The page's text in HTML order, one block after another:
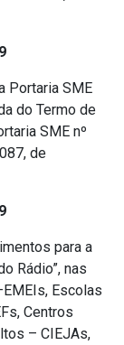
Portaria SME
do Termo de
SME nº
de
para a
Rádio”, nas
Escolas
Centros
– CIEJAs,